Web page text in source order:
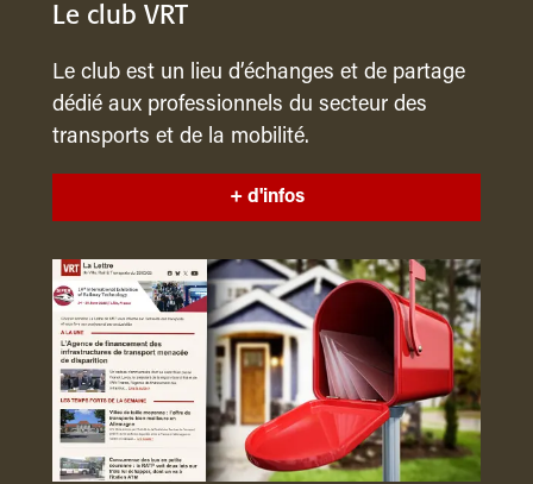
Le club VRT
Le club est un lieu d’échanges et de partage
dédié aux professionnels du secteur des
transports et de la mobilité.
+ d'infos